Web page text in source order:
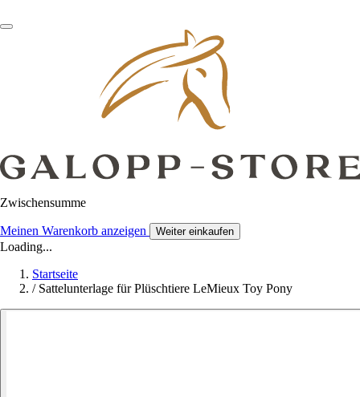
Zwischensumme
Meinen Warenkorb anzeigen Weiter einkaufen
Loading...
Startseite
/ Sattelunterlage für Plüschtiere LeMieux Toy Pony